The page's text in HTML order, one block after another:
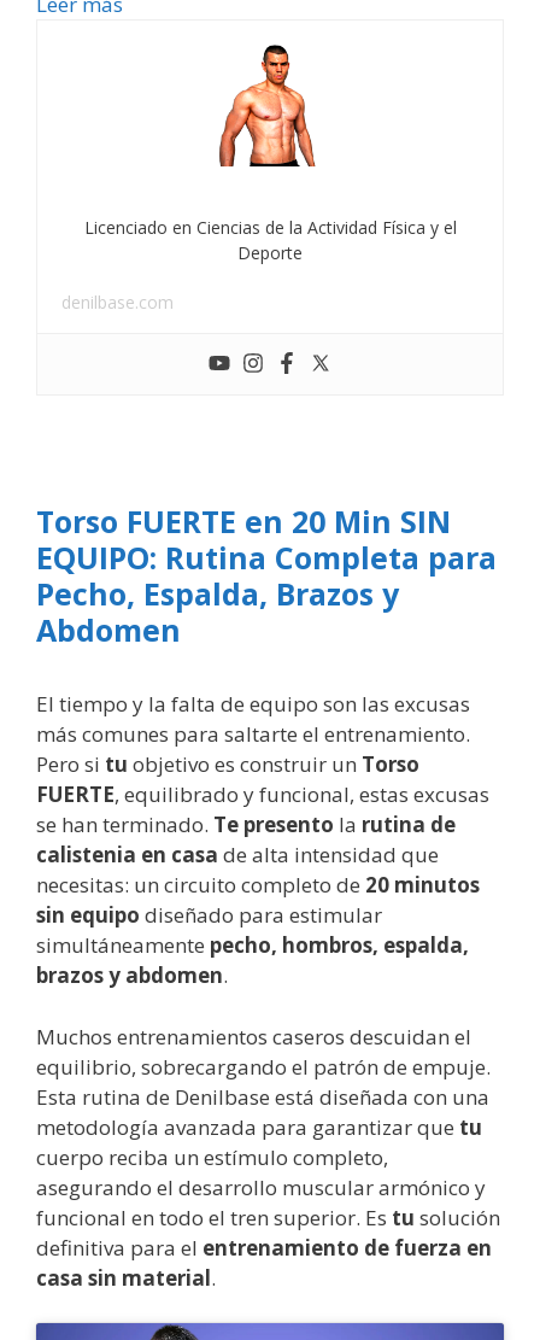
Licenciado en Ciencias de la Actividad Física y el
Deporte
denilbase.com
Torso FUERTE en 20 Min SIN
EQUIPO: Rutina Completa para
Pecho, Espalda, Brazos y
Abdomen
El tiempo y la falta de equipo son las excusas
más comunes para saltarte el entrenamiento.
Pero si tu objetivo es construir un Torso
FUERTE, equilibrado y funcional, estas excusas
se han terminado. Te presento la rutina de
calistenia en casa de alta intensidad que
necesitas: un circuito completo de 20 minutos
sin equipo diseñado para estimular
simultáneamente pecho, hombros, espalda,
brazos y abdomen.
Muchos entrenamientos caseros descuidan el
equilibrio, sobrecargando el patrón de empuje.
Esta rutina de Denilbase está diseñada con una
metodología avanzada para garantizar que tu
cuerpo reciba un estímulo completo,
asegurando el desarrollo muscular armónico y
funcional en todo el tren superior. Es tu solución
definitiva para el entrenamiento de fuerza en
casa sin material.